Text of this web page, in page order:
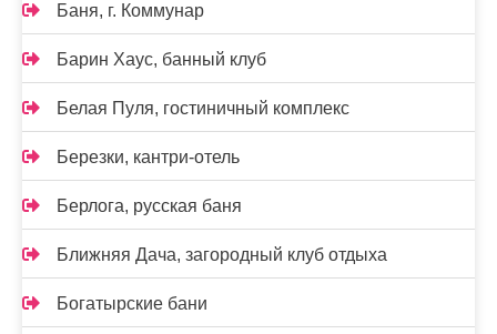
Баня, г. Коммунар
Барин Хаус, банный клуб
Белая Пуля, гостиничный комплекс
Березки, кантри-отель
Берлога, русская баня
Ближняя Дача, загородный клуб отдыха
Богатырские бани